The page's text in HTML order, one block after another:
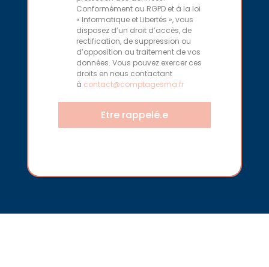
Conformément au RGPD et à la loi
« Informatique et Libertés », vous
disposez d’un droit d’accès, de
rectification, de suppression ou
d’opposition au traitement de vos
données. Vous pouvez exercer ces
droits en nous contactant
à contact@comptagesma.fr
Etre rappelé.e